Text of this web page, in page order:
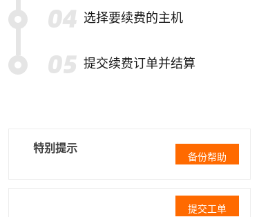
选择要续费的主机
提交续费订单并结算
特别提示
备份帮助
提交工单